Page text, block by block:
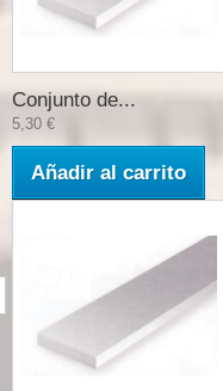
Conjunto de...
5,30 €
Añadir al carrito